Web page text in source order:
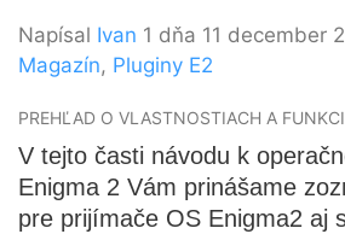
Napísal Ivan 1 dňa 11 december
Magazín, Pluginy E2
PREHĽAD O VLASTNOSTIACH A
V tejto časti návodu k
Enigma 2 Vám prinášame
pre prijímače OS Enigma2 aj